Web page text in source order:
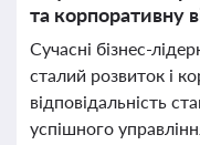
та корпоративну
Сучасні бізнес-
сталий розвиток і
відповідальність
успішного